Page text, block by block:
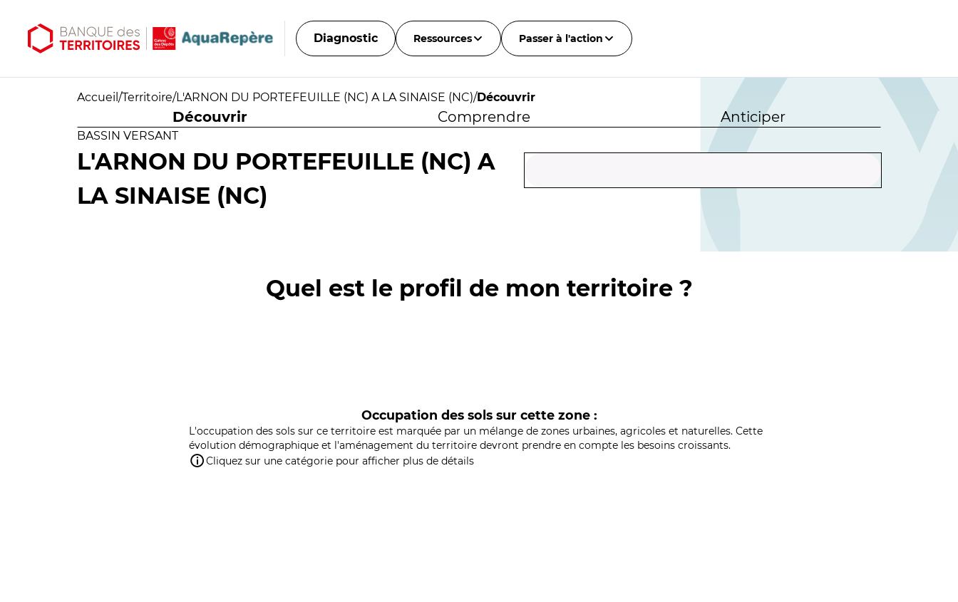
Diagnostic Ressources Passer à l'action
Accueil /Territoire/L'ARNON DU PORTEFEUILLE (NC) A LA SINAISE (NC)/Découvrir
Découvrir Comprendre Anticiper
BASSIN VERSANT
L'ARNON DU PORTEFEUILLE (NC) A
LA SINAISE (NC)
Quel est le profil de mon territoire ?
Occupation des sols sur cette zone :
L'occupation des sols sur ce territoire est marquée par un mélange de zones urbaines, agricoles et naturelles. Cette
évolution démographique et l'aménagement du territoire devront prendre en compte les besoins croissants.
Cliquez sur une catégorie pour afficher plus de détails